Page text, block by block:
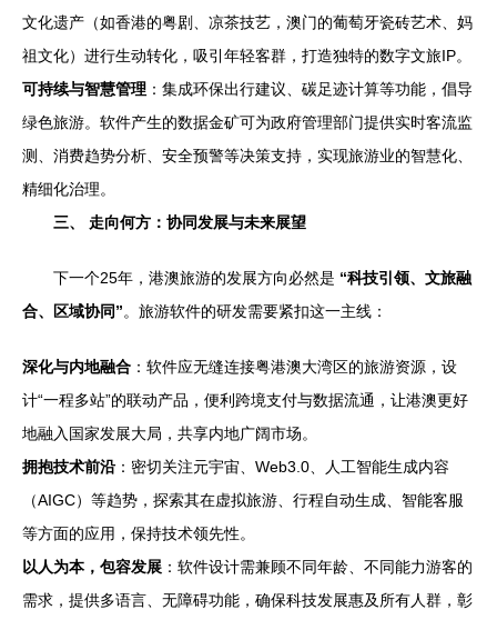
文化遗产（如香港的粤剧、凉茶技艺，澳门的葡萄牙瓷砖艺术、妈
祖文化）进行生动转化，吸引年轻客群，打造独特的数字文旅IP。
可持续与智慧管理 ：集成环保出行建议、碳足迹计算等功能，倡导
绿色旅游。软件产生的数据金矿可为政府管理部门提供实时客流监
测、消费趋势分析、安全预警等决策支持，实现旅游业的智慧化、
精细化治理。
三、 走向何方：协同发展与未来展望
下一个25年，港澳旅游的发展方向必然是 “科技引领、文旅融
合、区域协同”。旅游软件的研发需要紧扣这一主线：
深化与内地融合 ：软件应无缝连接粤港澳大湾区的旅游资源，设
计“一程多站”的联动产品，便利跨境支付与数据流通，让港澳更好
地融入国家发展大局，共享内地广阔市场。
拥抱技术前沿：密切关注元宇宙、Web3.0、人工智能生成内容
（AIGC）等趋势，探索其在虚拟旅游、行程自动生成、智能客服
等方面的应用，保持技术领先性。
以人为本，包容发展 ：软件设计需兼顾不同年龄、不同能力游客的
需求，提供多语言、无障碍功能，确保科技发展惠及所有人群，彰